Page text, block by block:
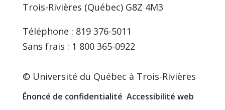
Trois-Rivières (Québec) G8Z 4M3
Téléphone : 819 376-5011
Sans frais : 1 800 365-0922
© Université du Québec à Trois-Rivières
Énoncé de confidentialité Accessibilité web